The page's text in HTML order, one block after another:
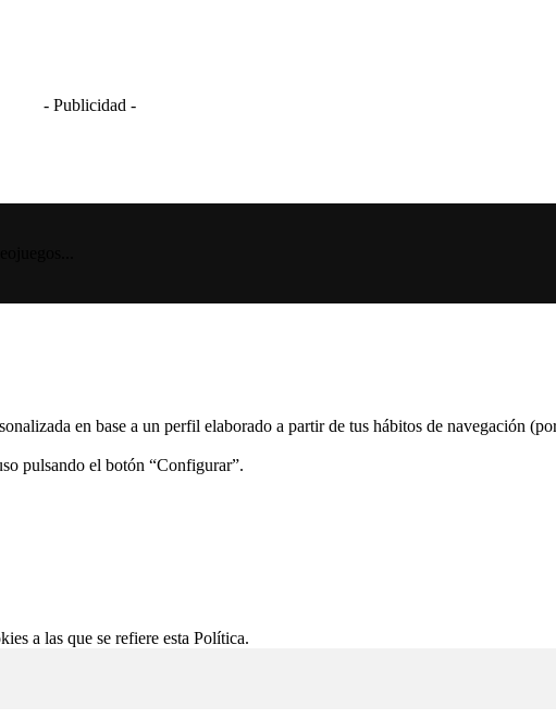
- Publicidad -
en base a un perfil elaborado a partir de tus hábitos de navegación
pulsando el botón “Configurar”.
a las que se refiere esta Política.